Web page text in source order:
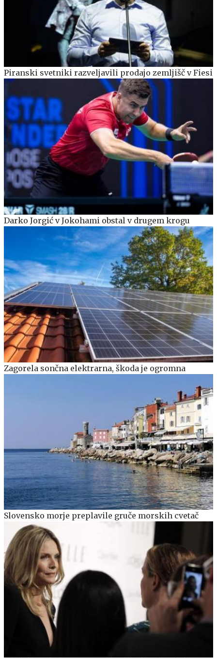
Piranski svetniki razveljavili prodajo zemljišč v Fiesi
Darko Jorgić v Jokohami obstal v drugem krogu
Zagorela sončna elektrarna, škoda je ogromna
Slovensko morje preplavile gruče morskih cvetač